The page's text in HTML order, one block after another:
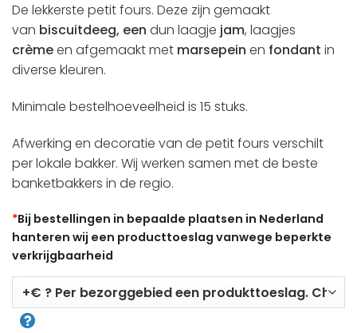
De lekkerste petit fours. Deze zijn gemaakt
van biscuitdeeg, een dun laagje jam, laagjes
crèmeen afgemaakt met marsepein en fondant in
diverse kleuren.
Minimale bestelhoeveelheid is 15 stuks.
Afwerking en decoratie van de petit fours verschilt
per lokale bakker. Wij werken samen met de beste
banketbakkers in de regio.
*Bij bestellingen in bepaalde plaatsen in Nederland
hanteren wij een producttoeslag vanwege beperkte
verkrijgbaarheid